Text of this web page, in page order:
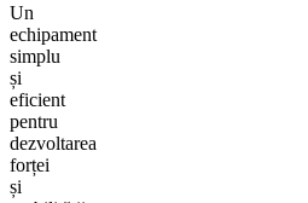
Un
echipament
simplu
și
eficient
pentru
dezvoltarea
forței
și